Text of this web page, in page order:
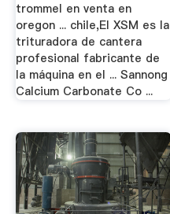
trommel en venta en
oregon ... chile,El XSM es la
trituradora de cantera
profesional fabricante de
la máquina en el ... Sannong
Calcium Carbonate Co ...